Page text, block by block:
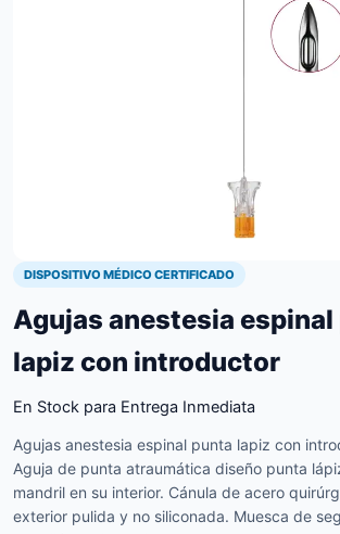
DISPOSITIVO MÉDICO CERTIFICADO
Agujas anestesia espinal
lapiz con introductor
En Stock para Entrega Inmediata
Agujas anestesia espinal punta lapiz con
Aguja de punta atraumática diseño punta
mandril en su interior. Cánula de acero
exterior pulida y no siliconada. Muesca de